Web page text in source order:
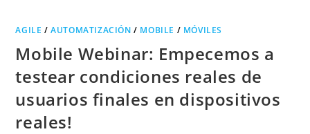
AGILE /AUTOMATIZACIÓN / MOBILE / MÓVILES
Mobile Webinar: Empecemos a
testear condiciones reales de
usuarios finales en dispositivos
reales!